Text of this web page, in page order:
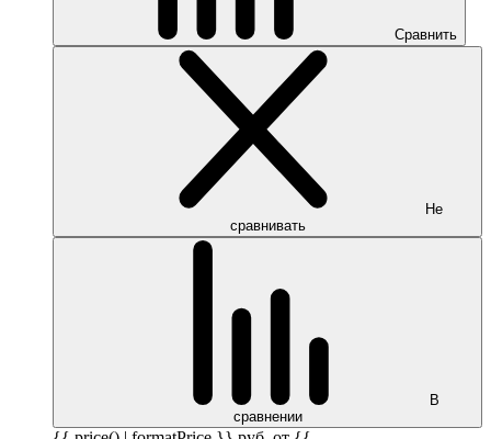
Сравнить
Не
сравнивать
В
сравнении